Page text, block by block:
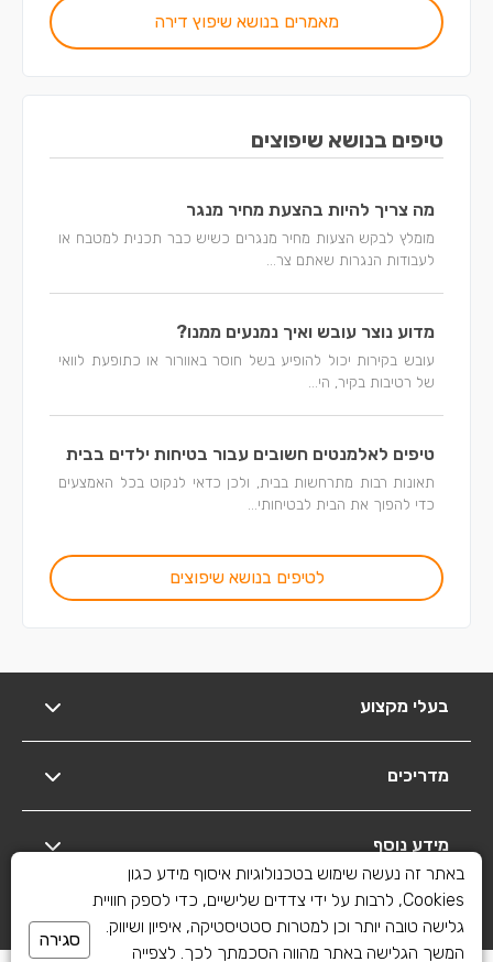
מאמרים בנושא שיפוץ דירה
טיפים בנושא שיפוצים
מה צריך להיות בהצעת מחיר מנגר
מומלץ לבקש הצעות מחיר מנגרים כשיש כבר תכנית למטבח או
לעבודות הנגרות שאתם צר...
מדוע נוצר עובש ואיך נמנעים ממנו?
עובש בקירות יכול להופיע בשל חוסר באוורור או כתופעת לוואי
של רטיבות בקיר, הי...
טיפים לאלמנטים חשובים עבור בטיחות ילדים בבית
תאונות רבות מתרחשות בבית, ולכן כדאי לנקוט בכל האמצעים
כדי להפוך את הבית לבטיחותי...
לטיפים בנושא שיפוצים
בעלי מקצוע
מדריכים
מידע נוסף
יצירת קשר
באתר זה נעשה שימוש בטכנולוגיות איסוף מידע כגון
Cookies, לרבות על ידי צדדים שלישיים, כדי לספק חוויית
גלישה טובה יותר וכן למטרות סטטיסטיקה, איפיון ושיווק.
המשך הגלישה באתר מהווה הסכמתך לכך. לצפייה
סגירה